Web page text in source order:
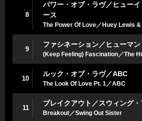
8
パワー・オブ・ラヴ／ヒュー
ース
The Power Of Love／Huey Lewis &
9
ファシネーション／ヒューマ
(Keep Feeling) Fascination／The
10
ルック・オブ・ラヴ／ABC
The Look Of Love Pt. 1／ABC
11
ブレイクアウト／スウィング
Breakout／Swing Out Sister